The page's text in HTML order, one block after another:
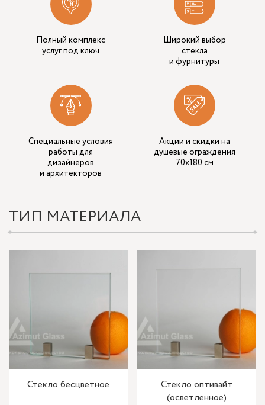
Полный комплекс
услуг под ключ
Широкий выбор
стекла
и фурнитуры
Специальные условия
работы для
дизайнеров
и архитекторов
Акции и скидки на
душевые ограждения
70x180 см
ТИП МАТЕРИАЛА
Стекло бесцветное
Стекло оптивайт
(осветленное)